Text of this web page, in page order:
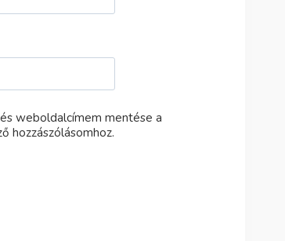
weboldalcímem mentése a
hozzászólásomhoz.